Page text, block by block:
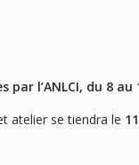
par l’ANLCI, du 8
atelier se tiendra le